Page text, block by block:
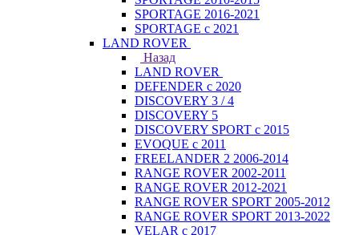
SPORTAGE 2016-2021
SPORTAGE с 2021
LAND ROVER
Назад
LAND ROVER
DEFENDER с 2020
DISCOVERY 3 / 4
DISCOVERY 5
DISCOVERY SPORT с 2015
EVOQUE с 2011
FREELANDER 2 2006-2014
RANGE ROVER 2002-2011
RANGE ROVER 2012-2021
RANGE ROVER SPORT 2005-2012
RANGE ROVER SPORT 2013-2022
VELAR с 2017